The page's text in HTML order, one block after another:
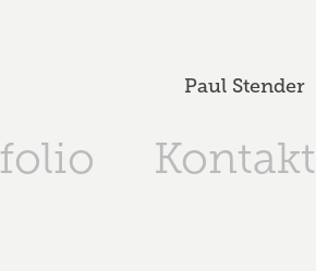
Paul Stender
Kontakt